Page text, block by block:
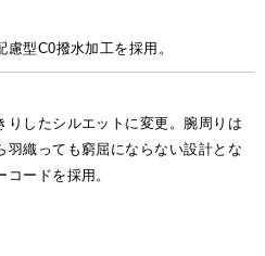
型C0撥水加工を採用。
りしたシルエットに変更。腕周りは
羽織っても窮屈にならない設計とな
ードを採用。